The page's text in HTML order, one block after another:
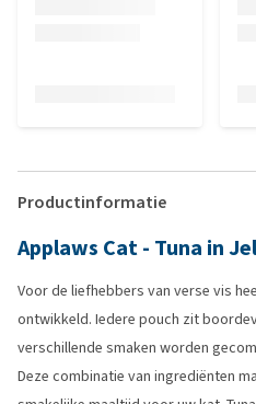
Productinformatie
Applaws Cat - Tuna in
Voor de liefhebbers van verse vis
ontwikkeld. Iedere pouch zit
verschillende smaken worden
Deze combinatie van ingrediënten